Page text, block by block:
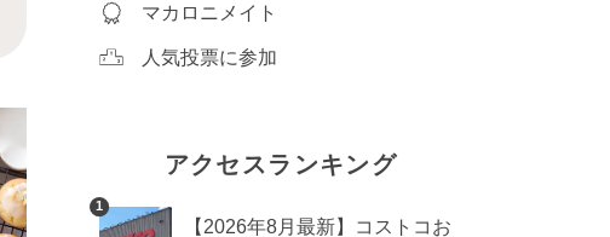
マカロニメイト
人気投票に参加
アクセスランキング
1
【2026年8月最新】コストコお